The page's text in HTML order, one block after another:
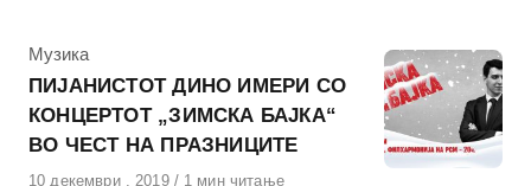
КАтегорија
Музика
ПИЈАНИСТОТ ДИНО ИМЕРИ СО
КОНЦЕРТОТ „ЗИМСКА БАЈКА“
ВО ЧЕСТ НА ПРАЗНИЦИТЕ
Објавено
10 декември , 2019 1 мин читање